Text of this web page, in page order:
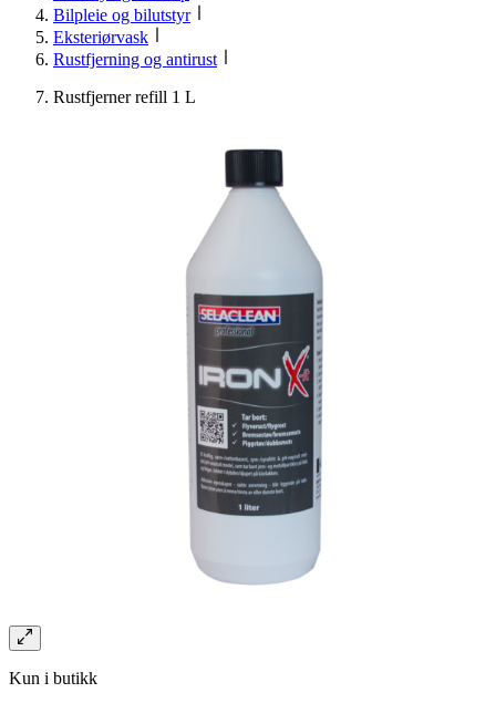
Bilpleie og bilutstyr
Eksteriørvask
Rustfjerning og antirust
Rustfjerner refill 1 L
Kun i butikk